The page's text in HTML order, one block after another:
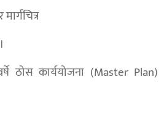
ठोस कार्ययोजना (Master Plan)